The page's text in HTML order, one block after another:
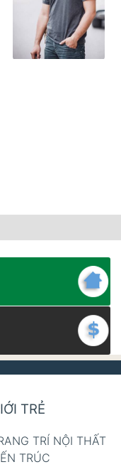
TRẺ
TRÍ NỘI THẤT
TRÚC